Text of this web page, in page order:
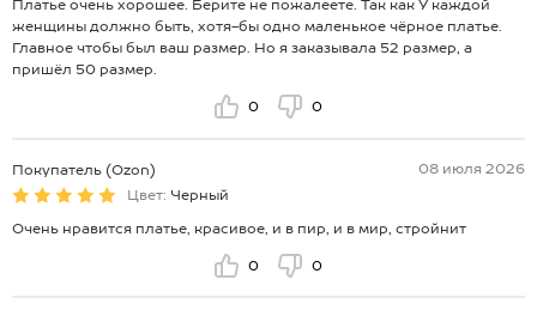
Платье очень хорошее. Берите не пожалеете. Так как У каждой
женщины должно быть, хотя-бы одно маленькое чёрное платье.
Главное чтобы был ваш размер. Но я заказывала 52 размер, а
пришёл 50 размер.
0 0
Покупатель (Ozon)
08 июля 2026
Цвет: Черный
Очень нравится платье, красивое, и в пир, и в мир, стройнит
0 0